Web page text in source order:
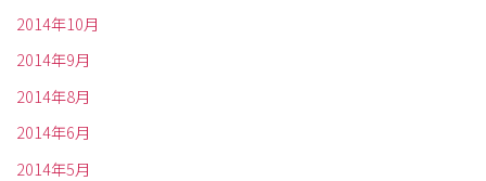
2014年10月
2014年9月
2014年8月
2014年6月
2014年5月